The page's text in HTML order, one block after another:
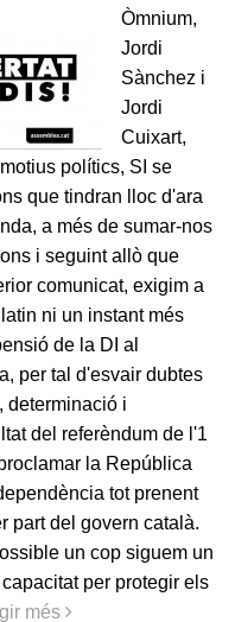
Òmnium,
Jordi
Sànchez i
Jordi
Cuixart,
polítics, SI se
que tindran lloc d'ara
a més de sumar-nos
i seguint allò que
comunicat, exigim a
ni un instant més
de la DI al
per tal d'esvair dubtes
determinació i
del referèndum de l'1
la República
tot prenent
part del govern català.
un cop siguem un
per protegir els
més